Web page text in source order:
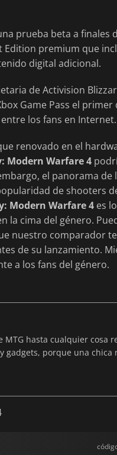
prueba beta a finales
premium que
digital adicional.
de Activision
Game Pass el
los fans en Internet.
renovado en el
Modern Warfare 4
el panorama de
de shooters
Modern Warfare 4 es
la cima del género.
nuestro comparador
de su lanzamiento.
a los fans del género.
hasta cualquier cosa
gadgets, porque una